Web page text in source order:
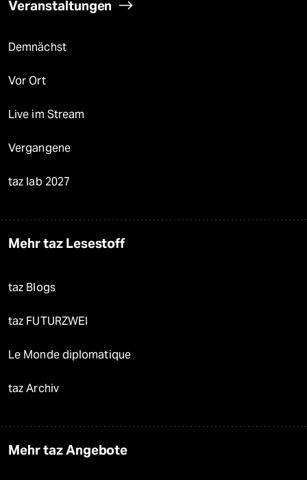
Veranstaltungen
Demnächst
Vor Ort
Live im Stream
Vergangene
taz lab 2027
Mehr taz Lesestoff
taz Blogs
taz FUTURZWEI
Le Monde diplomatique
taz Archiv
Mehr taz Angebote